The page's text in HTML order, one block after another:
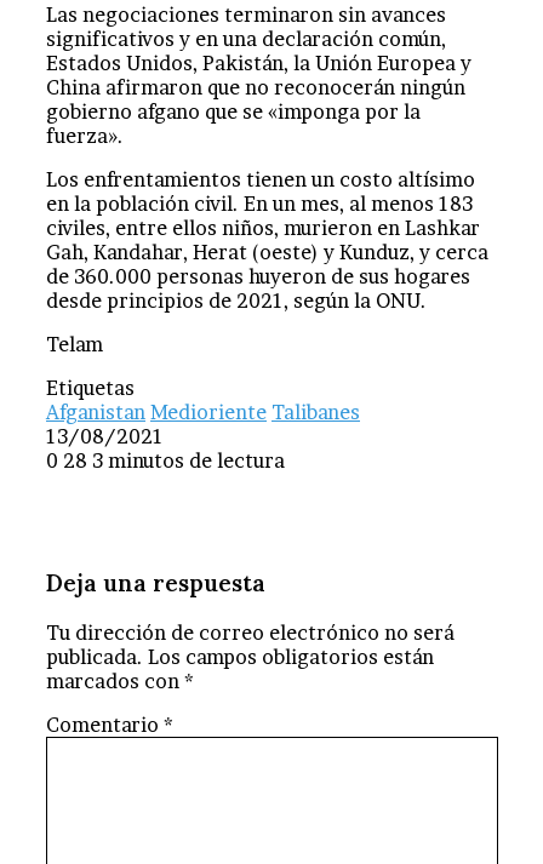
Las negociaciones terminaron sin avances
significativos y en una declaración común,
Estados Unidos, Pakistán, la Unión Europea y
China afirmaron que no reconocerán ningún
gobierno afgano que se «imponga por la
fuerza».
Los enfrentamientos tienen un costo altísimo
en la población civil. En un mes, al menos 183
civiles, entre ellos niños, murieron en Lashkar
Gah, Kandahar, Herat (oeste) y Kunduz, y cerca
de 360.000 personas huyeron de sus hogares
desde principios de 2021, según la ONU.
Telam
Etiquetas
Afganistan Medioriente Talibanes
13/08/2021
0 28 3 minutos de lectura
Deja una respuesta
Tu dirección de correo electrónico no será
publicada. Los campos obligatorios están
marcados con *
Comentario *